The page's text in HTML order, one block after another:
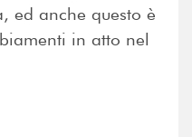
ed anche questo è
in atto nel